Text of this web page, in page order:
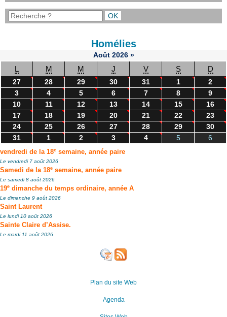
Homélies
Août 2026 »
L M M J V S D
27 28 29 30 31 1
2
3
4 5 6 7 8
9
10
11 12 13 14 15
16
17
18 19 20 21 22
23
24
25 26 27 28 29
30
31
1 2 3 4 5 6
vendredi de la 18e semaine, année paire
Le vendredi 7 août 2026
Samedi de la 18e semaine, année paire
Le samedi 8 août 2026
19e dimanche du temps ordinaire, année A
Le dimanche 9 août 2026
Saint Laurent
Le lundi 10 août 2026
Sainte Claire d’Assise.
Le mardi 11 août 2026
Plan du site Web
Agenda